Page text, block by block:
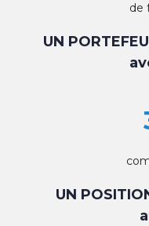
de
UN
UN